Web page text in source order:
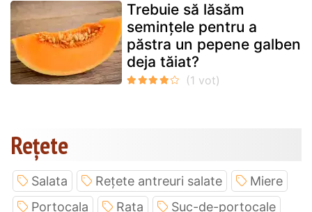
Trebuie să lăsăm
semințele pentru a
păstra un pepene galben
deja tăiat?
Rețete
Salata Rețete antreuri salate
Miere
Portocala
Rata
Suc-de-portocale